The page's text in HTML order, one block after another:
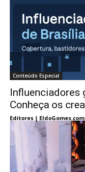
Conteúdo Especial
Influenciadores
Conheça os
Editores |